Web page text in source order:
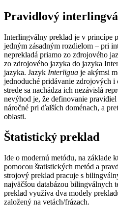
Pravidlový
Interlingválny preklad je v princípe
jedným zásadným rozdielom – pri
neprekladá priamo zo zdrojového
zo zdrojového jazyka do jazyka
jazyka. Jazyk Interligua je akýmsi
jednoduché pridávanie zdrojových
strede sa nachádza ich nezávislá
nevýhod je, že definovanie
náročné pri ďalších doménach, a
oblasti.
Štatistický preklad
Ide o modernú metódu, na základe
pomocou štatistických metód a
strojový preklad pracuje s
najväčšou databázou bilingválnych
preklad využíva dva modely
založený na vetách/frázach.